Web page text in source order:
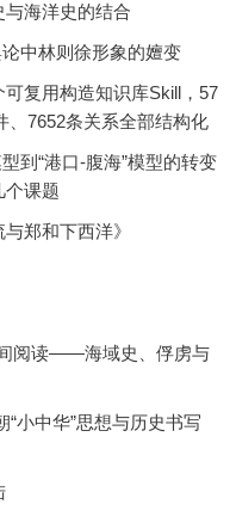
海洋史的结合
中林则徐形象的嬗变
复用构造知识库Skill，57
、7652条关系全部结构化
到“港口-腹海”模型的转变
课题
郑和下西洋》
阅读——海域史、俘虏与
小中华”思想与历史书写